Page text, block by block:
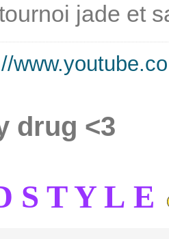
jade et
drug <3
S T Y L E